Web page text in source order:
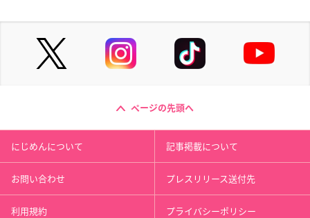
ページの先頭へ
にじめんについて 記事掲載について
お問い合わせ プレスリリース送付先
利用規約 プライバシーポリシー